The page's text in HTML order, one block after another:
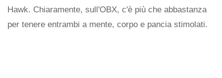
Hawk. Chiaramente, sull'OBX, c'è più che abbastanza
per tenere entrambi a mente, corpo e pancia stimolati.